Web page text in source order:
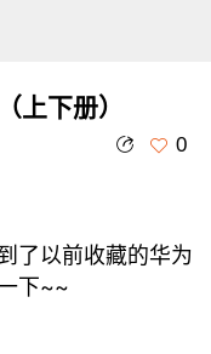
上下册）
0
了以前收藏的华为
下~~